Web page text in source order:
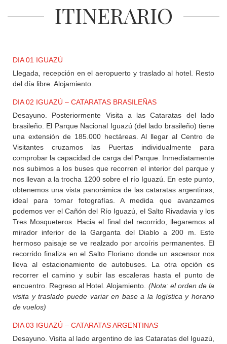
CONTACTO
REGISTRO
AGENCIAS
SISTEMA
DE
AGENCIAS
ITINERARIO
DIA 01 IGUAZÚ
Llegada, recepción en el aeropuerto y traslado al hotel. Resto
del día libre. Alojamiento.
DIA 02 IGUAZÚ – CATARATAS BRASILEÑAS
Desayuno. Posteriormente Visita a las Cataratas del lado
brasileño. El Parque Nacional Iguazú (del lado brasileño) tiene
una extensión de 185.000 hectáreas. Al llegar al Centro de
Visitantes cruzamos las Puertas individualmente para
comprobar la capacidad de carga del Parque. Inmediatamente
nos subimos a los buses que recorren el interior del parque y
nos llevan a la trocha 1200 sobre el río Iguazú. En este punto,
obtenemos una vista panorámica de las cataratas argentinas,
ideal para tomar fotografías. A medida que avanzamos
podemos ver el Cañón del Río Iguazú, el Salto Rivadavia y los
Tres Mosqueteros. Hacia el final del recorrido, llegaremos al
mirador inferior de la Garganta del Diablo a 200 m. Este
hermoso paisaje se ve realzado por arcoíris permanentes. El
recorrido finaliza en el Salto Floriano donde un ascensor nos
lleva al estacionamiento de autobuses. La otra opción es
recorrer el camino y subir las escaleras hasta el punto de
encuentro. Regreso al Hotel. Alojamiento. (Nota: el orden de la
visita y traslado puede variar en base a la logística y horario
de vuelos)
DIA 03 IGUAZÚ – CATARATAS ARGENTINAS
Desayuno. Visita al lado argentino de las Cataratas del Iguazú,